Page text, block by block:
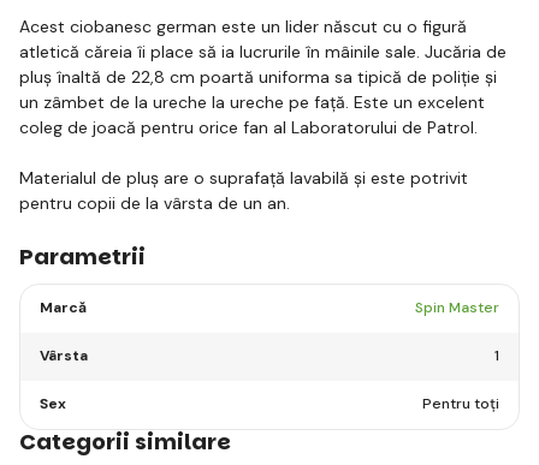
Acest ciobanesc german este un lider născut cu o figură
atletică căreia îi place să ia lucrurile în mâinile sale. Jucăria de
pluș înaltă de 22,8 cm poartă uniforma sa tipică de poliție și
un zâmbet de la ureche la ureche pe față. Este un excelent
coleg de joacă pentru orice fan al Laboratorului de Patrol.
Materialul de pluș are o suprafață lavabilă și este potrivit
pentru copii de la vârsta de un an.
Parametrii
Marcă Spin Master
Vârsta 1
Sex Pentru toți
Categorii similare